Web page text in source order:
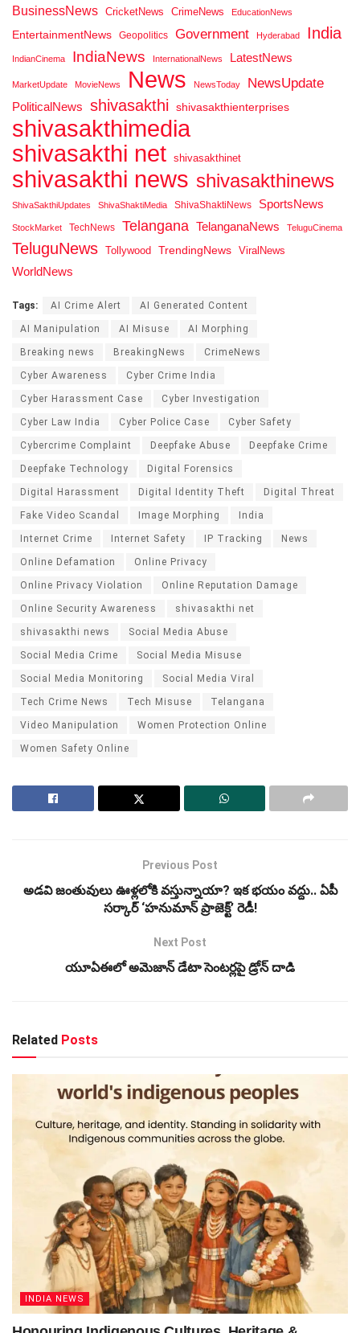
BusinessNews CricketNews CrimeNews EducationNews
EntertainmentNews Geopolitics Government Hyderabad India
IndianCinema IndiaNews InternationalNews LatestNews
MarketUpdate MovieNews News NewsToday NewsUpdate
PoliticalNews shivasakthi shivasakthienterprises
shivasakthimedia
shivasakthi net shivasakthinet
shivasakthi news shivasakthinews
ShivaSakthiUpdates ShivaShaktiMedia ShivaShaktiNews SportsNews
StockMarket TechNews Telangana TelanganaNews TeluguCinema
TeluguNews Tollywood TrendingNews ViralNews
WorldNews
Tags: AI Crime Alert AI Generated Content
AI Manipulation AI Misuse AI Morphing
Breaking news BreakingNews CrimeNews
Cyber Awareness Cyber Crime India
Cyber Harassment Case Cyber Investigation
Cyber Law India Cyber Police Case Cyber Safety
Cybercrime Complaint Deepfake Abuse Deepfake Crime
Deepfake Technology Digital Forensics
Digital Harassment Digital Identity Theft Digital Threat
Fake Video Scandal Image Morphing India
Internet Crime Internet Safety IP Tracking News
Online Defamation Online Privacy
Online Privacy Violation Online Reputation Damage
Online Security Awareness shivasakthi net
shivasakthi news Social Media Abuse
Social Media Crime Social Media Misuse
Social Media Monitoring Social Media Viral
Tech Crime News Tech Misuse Telangana
Video Manipulation Women Protection Online
Women Safety Online
Previous Post
అడవి జంతువులు ఊళ్లలోకి వస్తున్నాయా? ఇక భయం వద్దు.. ఏపీ
సర్కార్ ‘హనుమాన్ ప్రాజెక్ట్’ రెడీ!
Next Post
యూఏఈలో అమెజాన్ డేటా సెంటర్లపై డ్రోన్ దాడి
Related Posts
INDIA NEWS